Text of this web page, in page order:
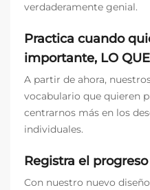
verdaderamente genial.
Practica cuando
importante, LO
A partir de ahora,
vocabulario que quieren
centrarnos más en los
individuales.
Registra el
Con nuestro nuevo